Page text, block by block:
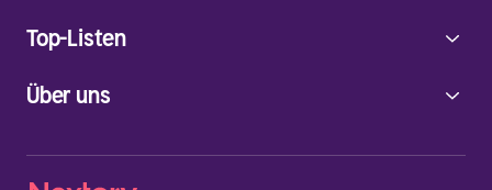
Über uns
Top-Listen